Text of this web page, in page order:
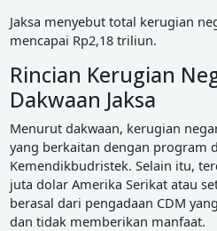
Jaksa menyebut total kerugian
mencapai Rp2,18 triliun.
Rincian Kerugian
Dakwaan Jaksa
Menurut dakwaan, kerugian
yang berkaitan dengan program
Kemendikbudristek. Selain itu,
juta dolar Amerika Serikat atau
berasal dari pengadaan CDM
dan tidak memberikan manfaat.